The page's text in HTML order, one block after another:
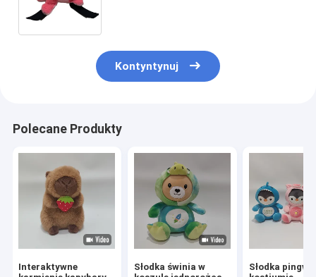
Kontyntynuj
Polecane Produkty
Interaktywne
Słodka świnia w
Słodka